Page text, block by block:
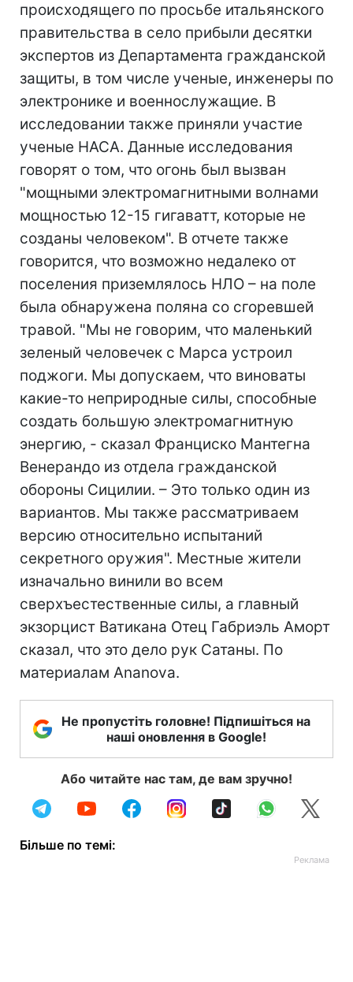
происходящего по просьбе итальянского
правительства в село прибыли десятки
экспертов из Департамента гражданской
защиты, в том числе ученые, инженеры по
электронике и военнослужащие. В
исследовании также приняли участие
ученые НАСА. Данные исследования
говорят о том, что огонь был вызван
"мощными электромагнитными волнами
мощностью 12-15 гигаватт, которые не
созданы человеком". В отчете также
говорится, что возможно недалеко от
поселения приземлялось НЛО – на поле
была обнаружена поляна со сгоревшей
травой. "Мы не говорим, что маленький
зеленый человечек с Марса устроил
поджоги. Мы допускаем, что виноваты
какие-то неприродные силы, способные
создать большую электромагнитную
энергию, - сказал Франциско Мантегна
Венерандо из отдела гражданской
обороны Сицилии. – Это только один из
вариантов. Мы также рассматриваем
версию относительно испытаний
секретного оружия". Местные жители
изначально винили во всем
сверхъестественные силы, а главный
экзорцист Ватикана Отец Габриэль Аморт
сказал, что это дело рук Сатаны. По
материалам Ananova.
Не пропустіть головне! Підпишіться на
наші оновлення в Google!
Або читайте нас там, де вам зручно!
Більше по темі: